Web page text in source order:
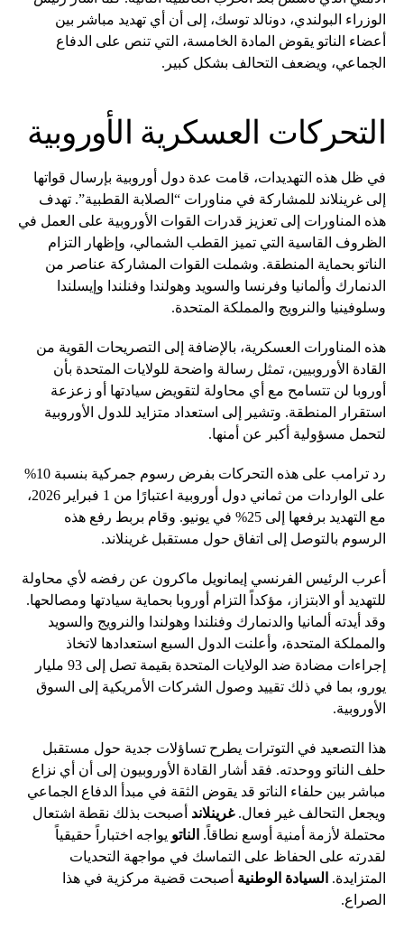
الوزراء البولندي، دونالد توسك، إلى أن أي تهديد مباشر بين
أعضاء الناتو يقوض المادة الخامسة، التي تنص على الدفاع
الجماعي، ويضعف التحالف بشكل كبير.
التحركات العسكرية الأوروبية
في ظل هذه التهديدات، قامت عدة دول أوروبية بإرسال قواتها
إلى غرينلاند للمشاركة في مناورات “الصلابة القطبية”. تهدف
هذه المناورات إلى تعزيز قدرات القوات الأوروبية على العمل في
الظروف القاسية التي تميز القطب الشمالي، وإظهار التزام
الناتو بحماية المنطقة. وشملت القوات المشاركة عناصر من
الدنمارك وألمانيا وفرنسا والسويد وهولندا وفنلندا وإيسلندا
وسلوفينيا والنرويج والمملكة المتحدة.
هذه المناورات العسكرية، بالإضافة إلى التصريحات القوية من
القادة الأوروبيين، تمثل رسالة واضحة للولايات المتحدة بأن
أوروبا لن تتسامح مع أي محاولة لتقويض سيادتها أو زعزعة
استقرار المنطقة. وتشير إلى استعداد متزايد للدول الأوروبية
لتحمل مسؤولية أكبر عن أمنها.
رد ترامب على هذه التحركات بفرض رسوم جمركية بنسبة 10%
على الواردات من ثماني دول أوروبية اعتبارًا من 1 فبراير 2026،
مع التهديد برفعها إلى 25% في يونيو. وقام بربط رفع هذه
الرسوم بالتوصل إلى اتفاق حول مستقبل غرينلاند.
أعرب الرئيس الفرنسي إيمانويل ماكرون عن رفضه لأي محاولة
للتهديد أو الابتزاز، مؤكداً التزام أوروبا بحماية سيادتها ومصالحها.
وقد أيدته ألمانيا والدنمارك وفنلندا وهولندا والنرويج والسويد
والمملكة المتحدة، وأعلنت الدول السبع استعدادها لاتخاذ
إجراءات مضادة ضد الولايات المتحدة بقيمة تصل إلى 93 مليار
يورو، بما في ذلك تقييد وصول الشركات الأمريكية إلى السوق
الأوروبية.
هذا التصعيد في التوترات يطرح تساؤلات جدية حول مستقبل
حلف الناتو ووحدته. فقد أشار القادة الأوروبيون إلى أن أي نزاع
مباشر بين حلفاء الناتو قد يقوض الثقة في مبدأ الدفاع الجماعي
ويجعل التحالف غير فعال.غرينلاند أصبحت بذلك نقطة اشتعال
محتملة لأزمة أمنية أوسع نطاقاً. الناتو يواجه اختباراً حقيقياً
لقدرته على الحفاظ على التماسك في مواجهة التحديات
المتزايدة. السيادة الوطنية أصبحت قضية مركزية في هذا
الصراع.